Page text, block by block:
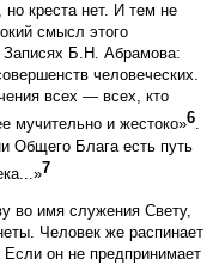
креста нет. И тем не
смысл этого
Записях Б.Н. Абрамова:
человеческих.
всех — всех, кто
мучительно и жестоко»6.
Общего Блага есть путь
7
во имя служения Свету,
Человек же распинает
он не предпринимает